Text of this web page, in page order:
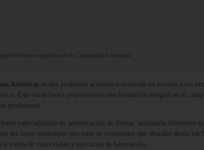
las bases específicas de tu Comunidad Autónoma.
Artísticas es una propuesta académica enfocada en brindar a los
Este curso busca proporcionar una formación integral en el
profesional.
especializadas en autenticación de firmas, utilizando
curso contempla una serie de contenidos que abordan desde
través de casos reales y ejercicios de laboratorio.